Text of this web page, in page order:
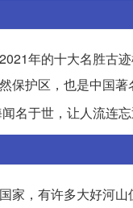
年的十大名胜古
保护区，也是中国
名于世，让人流连忘
家，有许多大好河